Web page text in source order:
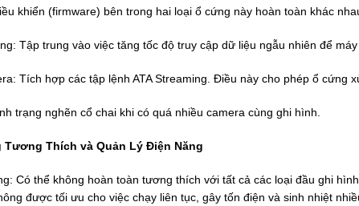
khiển (firmware) bên trong hai loại ổ cứng này hoàn toàn khác
Tập trung vào việc tăng tốc độ truy cập dữ liệu ngẫu nhiên để
Tích hợp các tập lệnh ATA Streaming. Điều này cho phép ổ cứng
trạng nghẽn cổ chai khi có quá nhiều camera cùng ghi hình.
Tương Thích và Quản Lý Điện Năng
Có thể không hoàn toàn tương thích với tất cả các loại đầu ghi
được tối ưu cho việc chạy liên tục, gây tốn điện và sinh nhiệt